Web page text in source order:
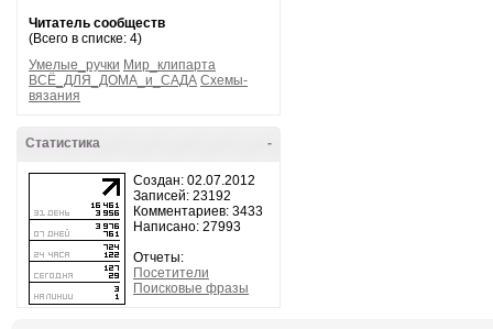
Читатель сообществ
(Всего в списке: 4)
Умелые_ручки Мир_клипарта
ВСЁ_ДЛЯ_ДОМА_и_САДА Схемы-
вязания
-
Статистика
Создан: 02.07.2012
Записей: 23192
Комментариев: 3433
Написано: 27993
Отчеты:
Посетители
Поисковые фразы